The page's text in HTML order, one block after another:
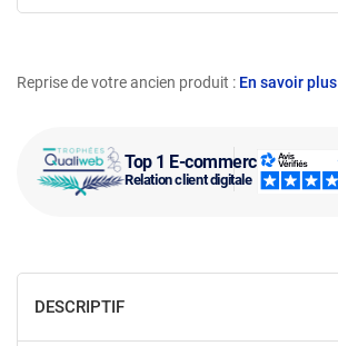
Top 1 E-commerce
Relation client digitale
Reprise de votre ancien produit : En savoir plus
DESCRIPTIF